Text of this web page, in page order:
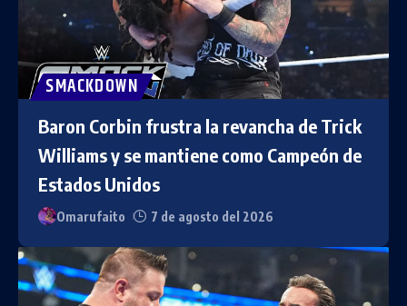
SMACKDOWN
Baron Corbin frustra la revancha de Trick
Williams y se mantiene como Campeón de
Estados Unidos
Omarufaito 7 de agosto del 2026